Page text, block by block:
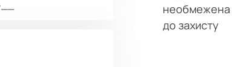
необмежена
до захисту